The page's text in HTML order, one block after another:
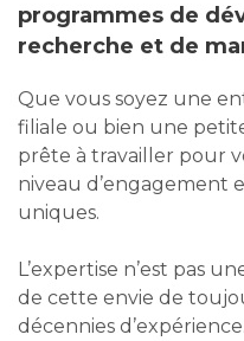
programmes de
recherche et de
Que vous soyez une
filiale ou bien une
prête à travailler pour
niveau d’engagement
uniques.
L’expertise n’est pas
de cette envie de
décennies d’expérience.